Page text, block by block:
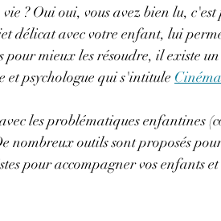
? Oui oui, vous avez bien lu, c'est
délicat avec votre enfant, lui
pour mieux les résoudre, il existe
et psychologue qui s'intitule
les problématiques enfantines
nombreux outils sont proposés
pour accompagner vos enfants